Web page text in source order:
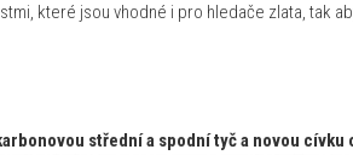
které jsou vhodné i pro hledače zlata, tak
střední a spodní tyč a novou cívku